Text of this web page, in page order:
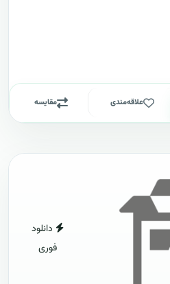
علاقه‌مندی مقایسه
دانلود
فوری